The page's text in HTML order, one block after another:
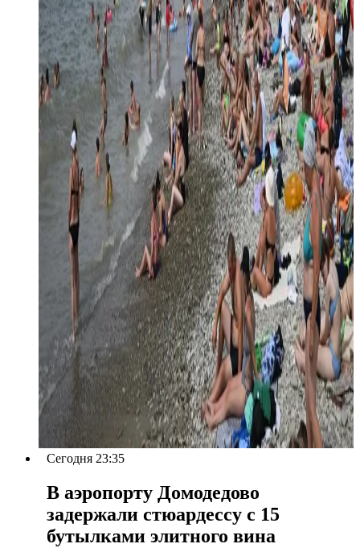
Сегодня 23:35
В аэропорту Домодедово
задержали стюардессу с 15
бутылками элитного вина